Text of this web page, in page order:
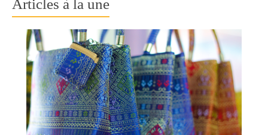
Articles à la une